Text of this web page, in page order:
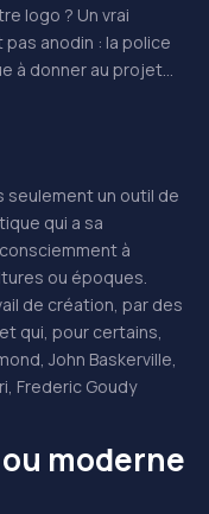
logo ? Un vrai
anodin : la police
à donner au projet…
seulement un outil de
qui a sa
à
ou époques.
de création, par des
qui, pour certains,
John Baskerville,
Frederic Goudy
moderne